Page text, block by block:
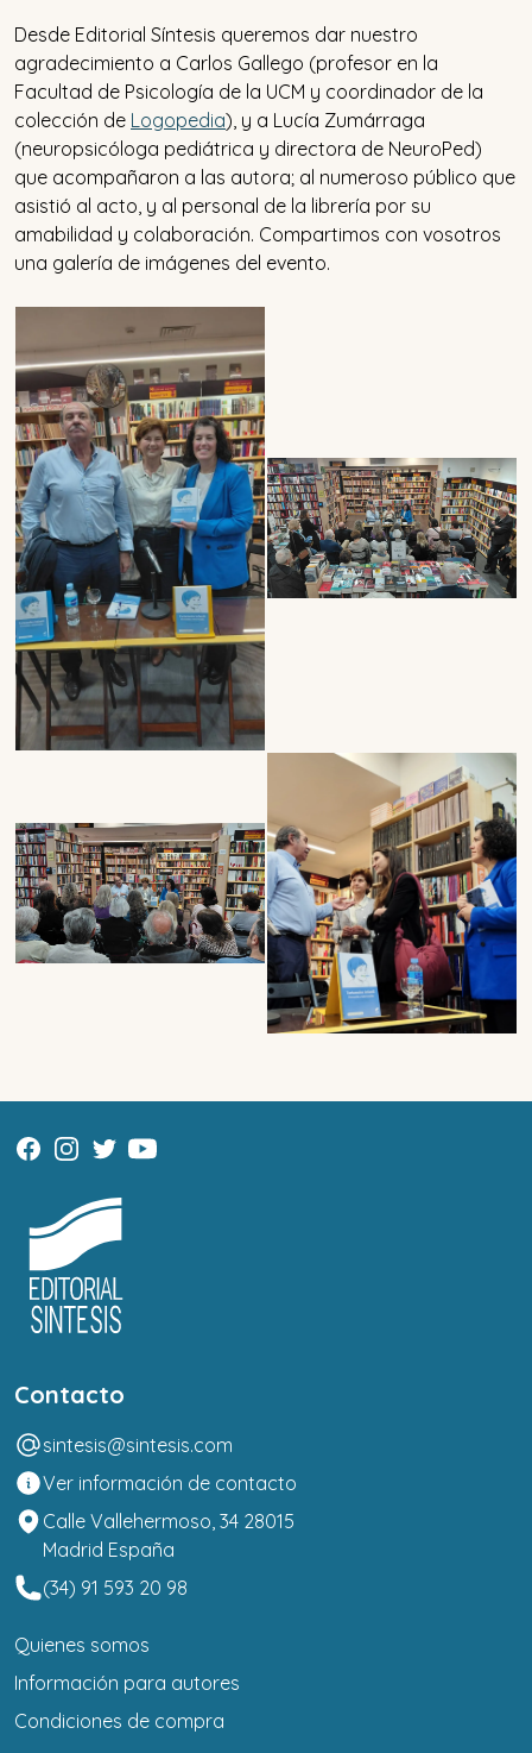
Desde Editorial Síntesis queremos dar nuestro
agradecimiento a Carlos Gallego (profesor en la
Facultad de Psicología de la UCM y coordinador de la
colección de Logopedia), y a Lucía Zumárraga
(neuropsicóloga pediátrica y directora de NeuroPed)
que acompañaron a las autora; al numeroso público que
asistió al acto, y al personal de la librería por su
amabilidad y colaboración. Compartimos con vosotros
una galería de imágenes del evento.
Contacto
sintesis@sintesis.com
Ver información de contacto
Calle Vallehermoso, 34 28015
Madrid España
(34) 91 593 20 98
Quienes somos
Información para autores
Condiciones de compra